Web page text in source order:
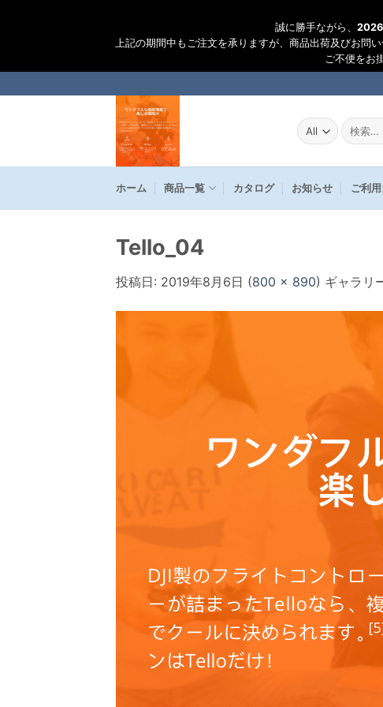
誠に勝手ながら、 2026
上記の期間中もご注文を承りますが、商品出荷及びお問
ご不便をお
to
検
索
果:
ホーム 商品一覧 カタログ お知らせ ご利
Tello_04
投稿日: 2019年8月6日 (800 × 890) ギャラリ